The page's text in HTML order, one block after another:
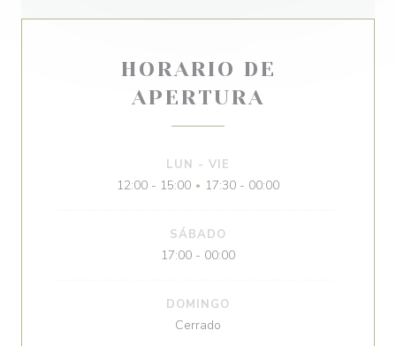
HORARIO DE
APERTURA
LUN -VIE
12:00 - 15:00 • 17:30 - 00:00
SÁBADO
17:00 - 00:00
DOMINGO
Cerrado